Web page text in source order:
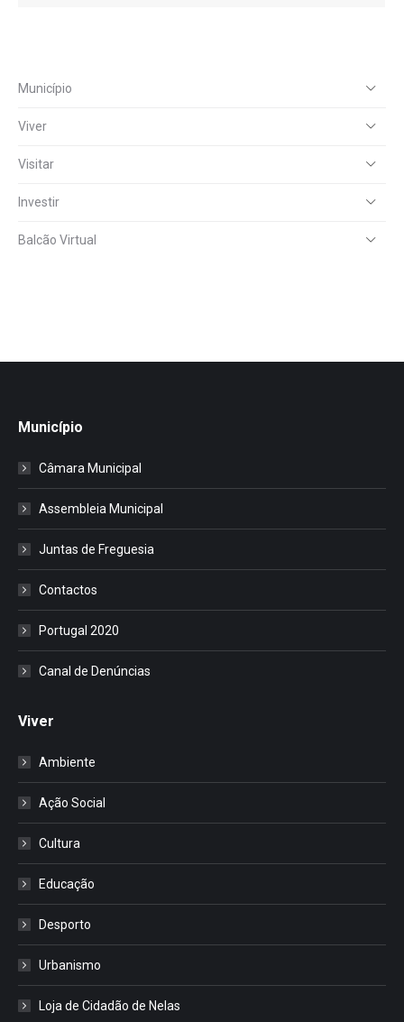
Município
Viver
Visitar
Investir
Balcão Virtual
Município
Câmara Municipal
Assembleia Municipal
Juntas de Freguesia
Contactos
Portugal 2020
Canal de Denúncias
Viver
Ambiente
Ação Social
Cultura
Educação
Desporto
Urbanismo
Loja de Cidadão de Nelas